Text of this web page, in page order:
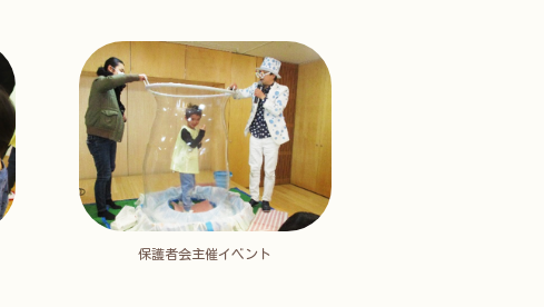
保護者会主催イベント